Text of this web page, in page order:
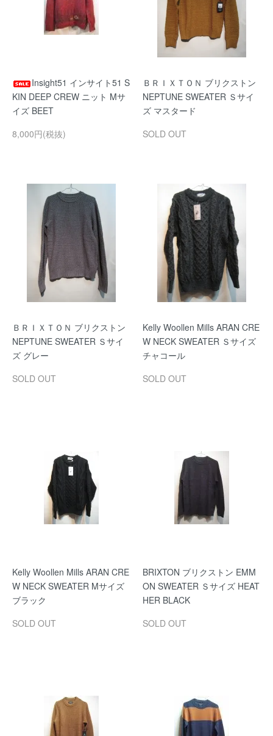
Insight51 インサイト51 S
KIN DEEP CREW ニット Mサ
イズ BEET
8,000円(税抜)
ＢＲＩＸＴＯＮ ブリクストン
NEPTUNE SWEATER Ｓサイ
ズ マスタード
SOLD OUT
ＢＲＩＸＴＯＮ ブリクストン
NEPTUNE SWEATER Ｓサイ
ズ グレー
SOLD OUT
Kelly Woollen Mills ARAN CRE
W NECK SWEATER Ｓサイズ
チャコール
SOLD OUT
Kelly Woollen Mills ARAN CRE
W NECK SWEATER Mサイズ
ブラック
SOLD OUT
BRIXTON ブリクストン EMM
ON SWEATER Ｓサイズ HEAT
HER BLACK
SOLD OUT